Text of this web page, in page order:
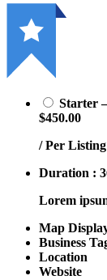
Starter
$450.00
/ Per Listing
Duration :
Lorem
Map
Business
Location
Website